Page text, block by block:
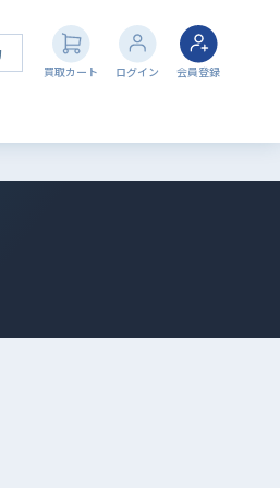
買取カート ログイン 会員登録